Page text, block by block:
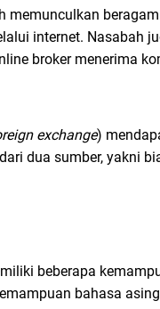
internet. Nasabah
broker menerima
exchange)
dua sumber, yakni
beberapa
bahasa